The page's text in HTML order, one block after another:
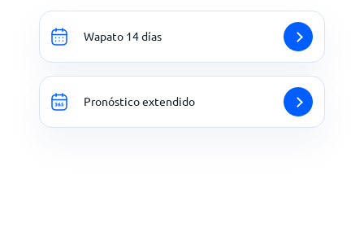
Wapato 14 días
Pronóstico extendido